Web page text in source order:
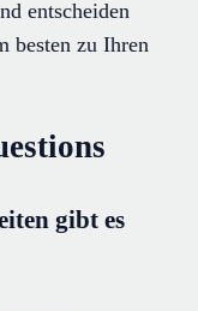
entscheiden
besten zu Ihren
gibt es